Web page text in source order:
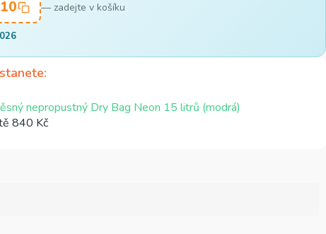
— zadejte v košíku
nepropustný Dry Bag Neon 15 litrů (modrá)
840 Kč